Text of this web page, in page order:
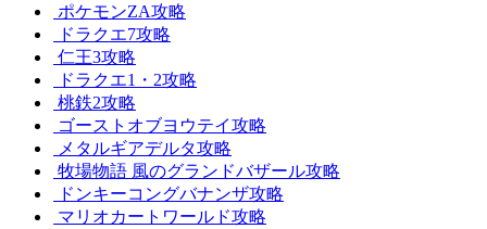
ポケモンZA攻略
ドラクエ7攻略
仁王3攻略
ドラクエ1・2攻略
桃鉄2攻略
ゴーストオブヨウテイ攻略
メタルギアデルタ攻略
牧場物語 風のグランドバザール攻略
ドンキーコングバナンザ攻略
マリオカートワールド攻略